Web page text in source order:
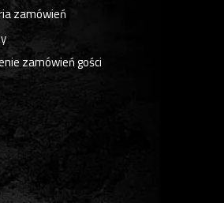
zamówień
zamówień gości